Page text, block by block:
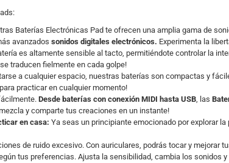
Baterías Electrónicas Pad te ofrecen una amplia gama de
avanzados sonidos digitales electrónicos. Experimenta la
es altamente sensible al tacto, permitiéndote controlar la
traducen fielmente en cada golpe!
a cualquier espacio, nuestras baterías son compactas y
practicar en cualquier momento!
Desde baterías con conexión MIDI hasta USB, las
y comparte tus creaciones en un instante!
en casa: Ya seas un principiante emocionado por explorar
de ruido excesivo. Con auriculares, podrás tocar y mejorar
tus preferencias. Ajusta la sensibilidad, cambia los sonidos